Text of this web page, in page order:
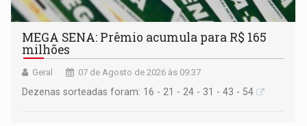
MEGA SENA: Prêmio acumula para R$ 165
milhões
Geral 07 de Agosto de 2026 às 09:37
Dezenas sorteadas foram: 16 - 21 - 24 - 31 - 43 - 54